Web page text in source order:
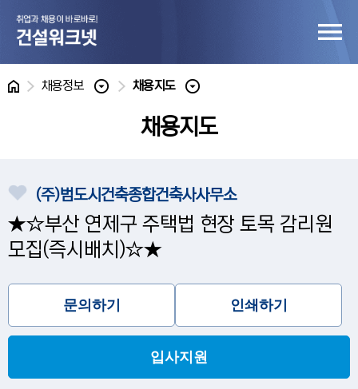
홈 채용정보 채용지도
채용지도
(주)범도시건축종합건축사사무소
★☆부산 연제구 주택법 현장 토목 감리원
모집(즉시배치)☆★
입사지원
문의하기 인쇄하기